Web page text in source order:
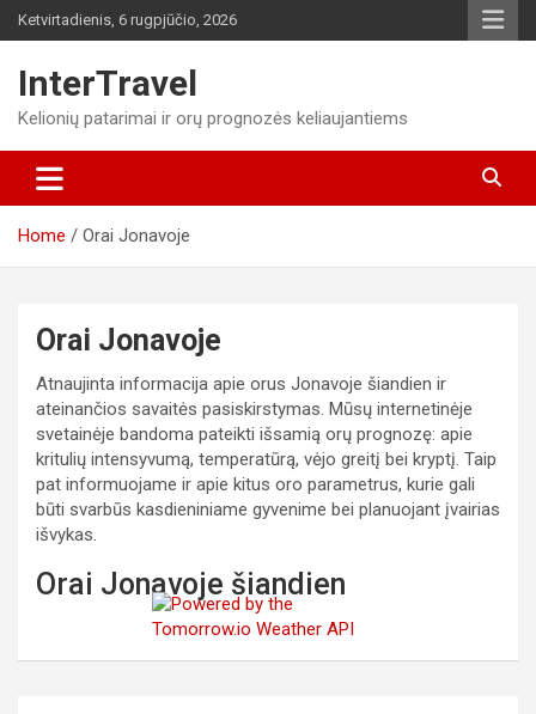
Skip
to
Ketvirtadienis, 6 rugpjūčio, 2026
InterTravel
Kelionių patarimai ir orų prognozės keliaujantiems
Home Orai Jonavoje
Orai Jonavoje
Atnaujinta informacija apie orus Jonavoje šiandien ir
ateinančios savaitės pasiskirstymas. Mūsų internetinėje
svetainėje bandoma pateikti išsamią orų prognozę: apie
kritulių intensyvumą, temperatūrą, vėjo greitį bei kryptį. Taip
pat informuojame ir apie kitus oro parametrus, kurie gali
būti svarbūs kasdieniniame gyvenime bei planuojant įvairias
išvykas.
Orai Jonavoje šiandien